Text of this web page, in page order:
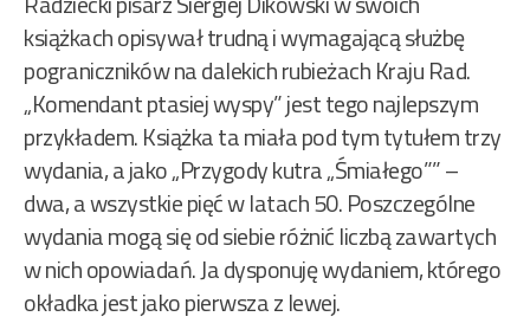
książkach opisywał trudną i wymagającą służbę
pograniczników na dalekich rubieżach Kraju Rad.
„Komendant ptasiej wyspy” jest tego najlepszym
przykładem. Książka ta miała pod tym tytułem trzy
wydania, a jako „Przygody kutra „Śmiałego”” –
dwa, a wszystkie pięć w latach 50. Poszczególne
wydania mogą się od siebie różnić liczbą zawartych
w nich opowiadań. Ja dysponuję wydaniem, którego
okładka jest jako pierwsza z lewej.